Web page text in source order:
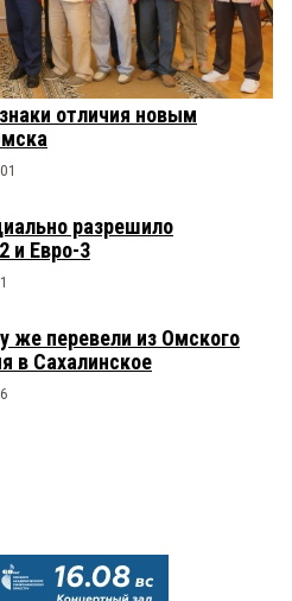
отличия новым
разрешило
и Евро-3
же перевели из Омского
в Сахалинское